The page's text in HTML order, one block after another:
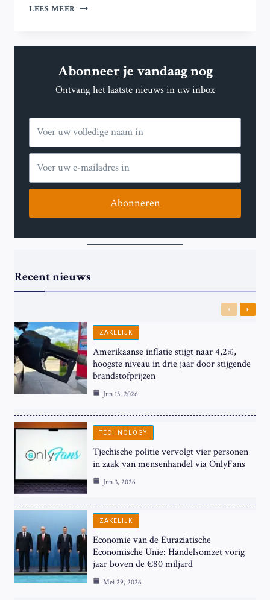
LEES MEER OORLOG
EN
BELANGRIJKE
GEBEURTENISSEN
OP
1.070
Abonneer je vandaag nog
Ontvang het laatste nieuws in uw inbox
Abonneren
Recent nieuws
Previous
Next
ZAKELIJK
Amerikaanse inflatie stijgt naar 4,2%,
hoogste niveau in drie jaar door stijgende
brandstofprijzen
Jun 13, 2026
TECHNOLOGY
Tjechische politie vervolgt vier personen
in zaak van mensenhandel via OnlyFans
Jun 3, 2026
ZAKELIJK
Economie van de Euraziatische
Economische Unie: Handelsomzet vorig
jaar boven de €80 miljard
Mei 29, 2026